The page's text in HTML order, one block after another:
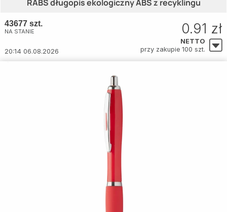
RABS długopis ekologiczny ABS z recyklingu
43677 szt.
NA STANIE
20:14 06.08.2026
0.91 zł
NETTO
przy zakupie 100 szt.